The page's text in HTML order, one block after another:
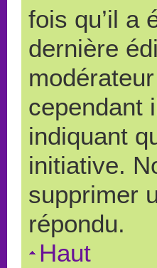
fois qu’il a
dernière
cependant
indiquant
initiative.
supprimer
répondu.
Haut